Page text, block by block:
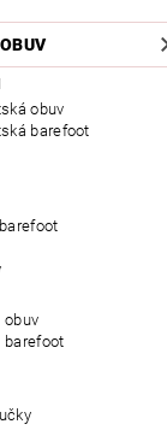
A DOPLŇKY
obuv
barefoot
obuv
barefoot